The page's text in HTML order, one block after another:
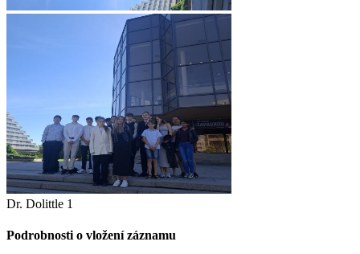
Dr. Dolittle 1
Podrobnosti o vložení záznamu